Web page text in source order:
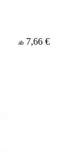
ab 7,66 €